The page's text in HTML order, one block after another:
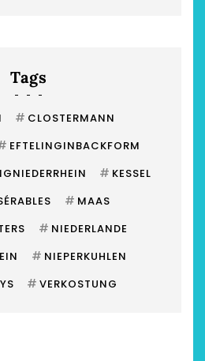
Tags
# CLOSTERMANN
EFTELINGINBACKFORM
# KESSEL
# MAAS
# NIEDERLANDE
# NIEPERKUHLEN
# VERKOSTUNG